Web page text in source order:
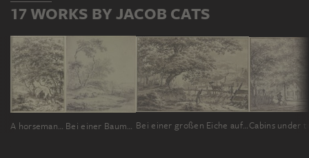
17 WORKS BY JACOB CATS
A horseman and a shepherd under tall trees Bei einer Baumgruppe an einem Zaun liegendes Vieh, rechts eine Frau mit einem Eimer Bei einer großen Eiche aufgehängte Wäsche, rechts hinter einem Zaune zwei Kühe